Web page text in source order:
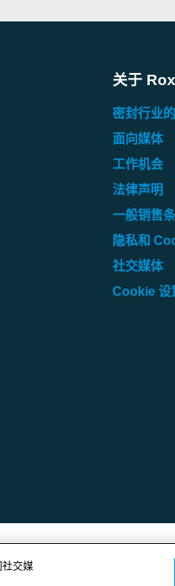
关于
密封行业
面向媒体
工作机会
法律声明
一般销售
隐私和
社交媒体
Cookie 设
社交媒